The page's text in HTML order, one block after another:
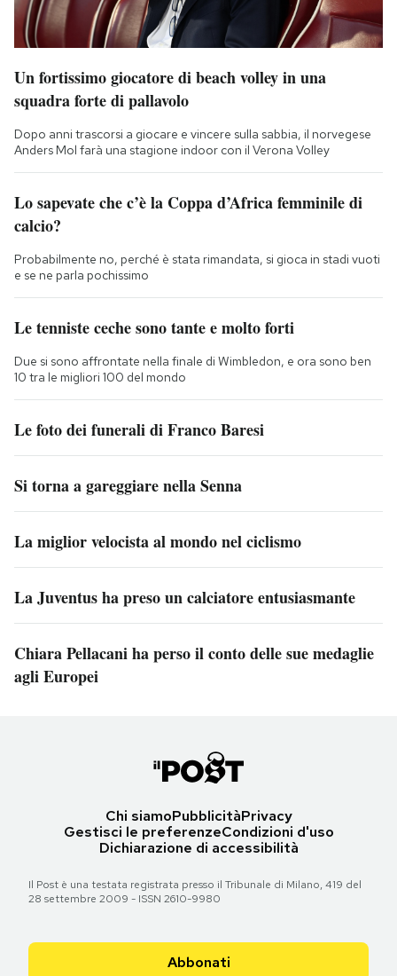
Un fortissimo giocatore di beach volley in una
squadra forte di pallavolo
Dopo anni trascorsi a giocare e vincere sulla sabbia, il norvegese
Anders Mol farà una stagione indoor con il Verona Volley
Lo sapevate che c’è la Coppa d’Africa femminile di
calcio?
Probabilmente no, perché è stata rimandata, si gioca in stadi vuoti
e se ne parla pochissimo
Le tenniste ceche sono tante e molto forti
Due si sono affrontate nella finale di Wimbledon, e ora sono ben
10 tra le migliori 100 del mondo
Le foto dei funerali di Franco Baresi
Si torna a gareggiare nella Senna
La miglior velocista al mondo nel ciclismo
La Juventus ha preso un calciatore entusiasmante
Chiara Pellacani ha perso il conto delle sue medaglie
agli Europei
Chi siamoPubblicitàPrivacy
Gestisci le preferenzeCondizioni d'uso
Dichiarazione di accessibilità
Il Post è una testata registrata presso il Tribunale di Milano, 419 del
28 settembre 2009 - ISSN 2610-9980
Abbonati